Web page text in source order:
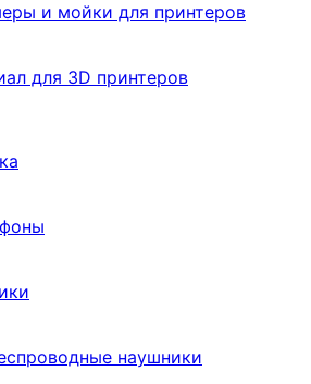
и мойки для принтеров
для 3D принтеров
наушники